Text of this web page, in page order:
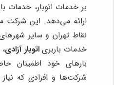
بر خدمات اتوبار، خدمات
ارائه می‌دهد. این شرکت
نقاط تهران و سایر
خدمات باربریاتوبار آزادی
بارهای خود اطمینان
شرکت‌ها و افرادی که